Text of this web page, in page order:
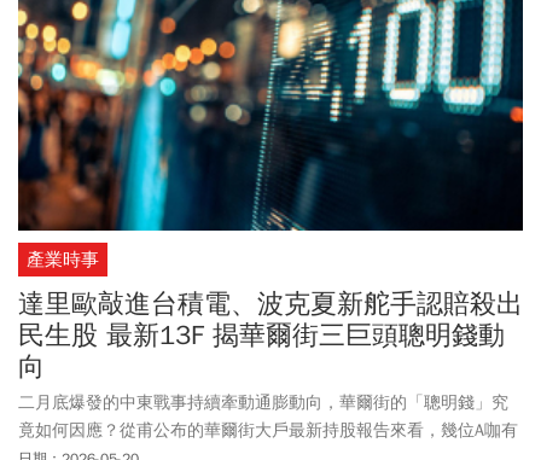
產業時事
達里歐敲進台積電、波克夏新舵手認賠殺出
民生股 最新13F 揭華爾街三巨頭聰明錢動
向
二月底爆發的中東戰事持續牽動通膨動向，華爾街的「聰明錢」究
竟如何因應？從甫公布的華爾街大戶最新持股報告來看，幾位A咖有